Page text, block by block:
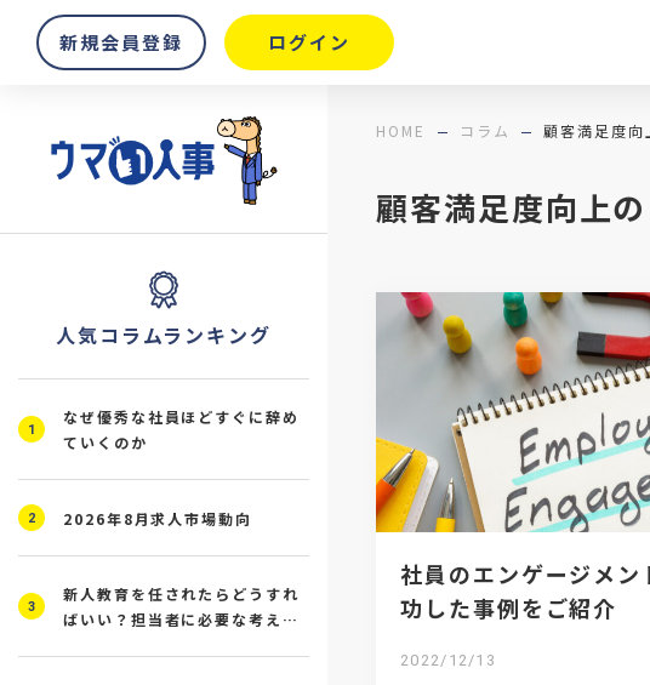
新規会員登録 ログイン
HOME コラム 顧客満足度向
顧客満足度向上
社員のエンゲージメン
功した事例をご紹介
2022/12/13
人気コラムランキング
1
なぜ優秀な社員ほどすぐに辞め
ていくのか
2 2026年8月求人市場動向
3
新人教育を任されたらどうすれ
ばいい？担当者に必要な考え方